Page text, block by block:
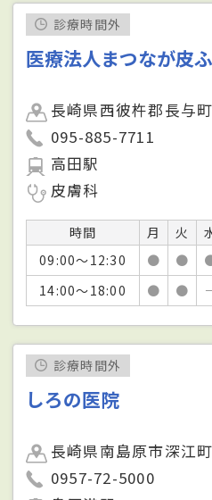
診療時間外
医療法人まつなが皮
長崎県西彼杵郡長与
095-885-7711
高田駅
皮膚科
時間 月 火
09:00～12:30
● ●
14:00～18:00
● ●
診療時間外
しろの医院
長崎県南島原市深江
0957-72-5000